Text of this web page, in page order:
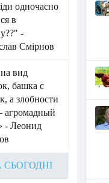
одночасно
в
-
Смірнов
вид
башка с
а злобности
- Леонид